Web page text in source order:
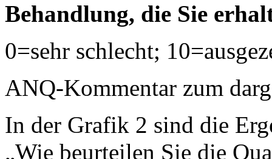
Behandlung, die Sie
0=sehr schlecht;
ANQ-Kommentar zum
In der Grafik 2 sind die
„Wie beurteilen Sie die